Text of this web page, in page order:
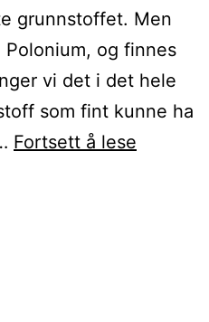
grunnstoffet. Men
og finnes
vi det i det hele
som fint kunne ha
Fortsett å lese